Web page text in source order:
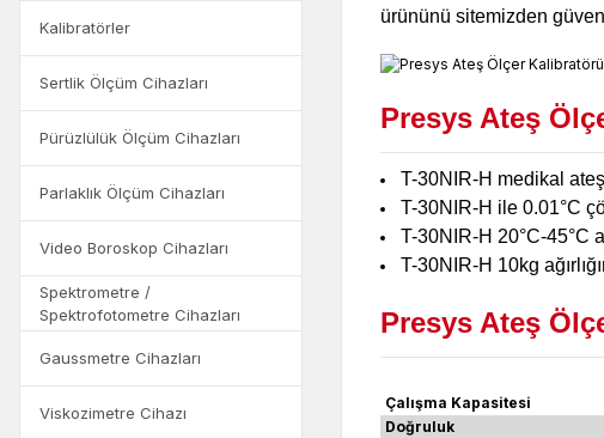
Kalibratörler
Sertlik Ölçüm Cihazları
Pürüzlülük Ölçüm Cihazları
Parlaklık Ölçüm Cihazları
Video Boroskop Cihazları
Spektrometre /
Spektrofotometre Cihazları
Gaussmetre Cihazları
Viskozimetre Cihazı
ürününü sitemizden
Presys Ateş
T-30NIR-H medikal
T-30NIR-H ile 0.01°C
T-30NIR-H 20°C-45°C
T-30NIR-H 10kg
Presys Ateş
Çalışma Kapasitesi
Doğruluk